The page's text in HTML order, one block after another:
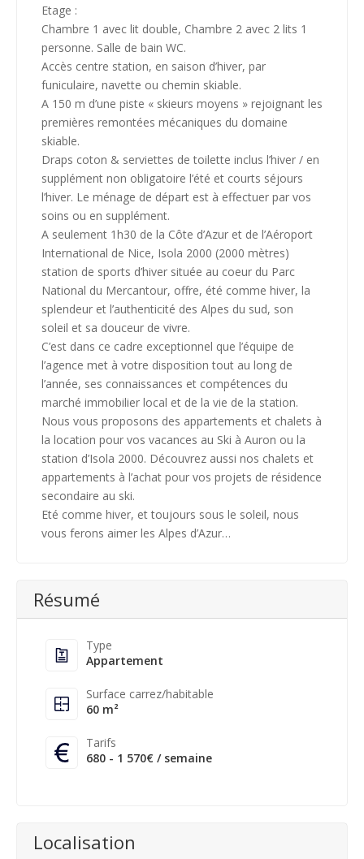
Etage :
Chambre 1 avec lit double, Chambre 2 avec 2 lits 1
personne. Salle de bain WC.
Accès centre station, en saison d’hiver, par
funiculaire, navette ou chemin skiable.
A 150 m d’une piste « skieurs moyens » rejoignant les
premières remontées mécaniques du domaine
skiable.
Draps coton & serviettes de toilette inclus l’hiver / en
supplément non obligatoire l’été et courts séjours
l’hiver. Le ménage de départ est à effectuer par vos
soins ou en supplément.
A seulement 1h30 de la Côte d’Azur et de l’Aéroport
International de Nice, Isola 2000 (2000 mètres)
station de sports d’hiver située au coeur du Parc
National du Mercantour, offre, été comme hiver, la
splendeur et l’authenticité des Alpes du sud, son
soleil et sa douceur de vivre.
C’est dans ce cadre exceptionnel que l’équipe de
l’agence met à votre disposition tout au long de
l’année, ses connaissances et compétences du
marché immobilier local et de la vie de la station.
Nous vous proposons des appartements et chalets à
la location pour vos vacances au Ski à Auron ou la
station d’Isola 2000. Découvrez aussi nos chalets et
appartements à l’achat pour vos projets de résidence
secondaire au ski.
Eté comme hiver, et toujours sous le soleil, nous
vous ferons aimer les Alpes d’Azur…
Résumé
Type
Appartement
Surface carrez/habitable
60 m²
Tarifs
680 - 1 570€ / semaine
Localisation